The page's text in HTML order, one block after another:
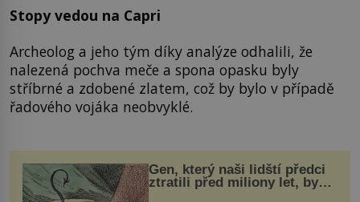
Stopy vedou na Capri
Archeolog a jeho tým díky analýze odhalili, že
nalezená pochva meče a spona opasku byly
stříbrné a zdobené zlatem, což by bylo v případě
řadového vojáka neobvyklé.
Gen, který naši lidští předci
ztratili před miliony let, by
mohl pomoci s léčbou